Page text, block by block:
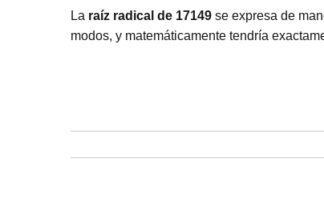
La raíz radical de 17149 se expresa de
modos, y matemáticamente tendría